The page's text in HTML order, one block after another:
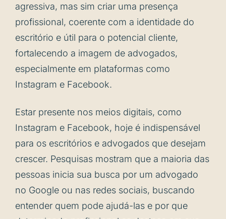
agressiva, mas sim criar uma presença
profissional, coerente com a identidade do
escritório e útil para o potencial cliente,
fortalecendo a imagem de advogados,
especialmente em plataformas como
Instagram e Facebook.
Estar presente nos meios digitais, como
Instagram e Facebook, hoje é indispensável
para os escritórios e advogados que desejam
crescer. Pesquisas mostram que a maioria das
pessoas inicia sua busca por um advogado
no Google ou nas redes sociais, buscando
entender quem pode ajudá-las e por que